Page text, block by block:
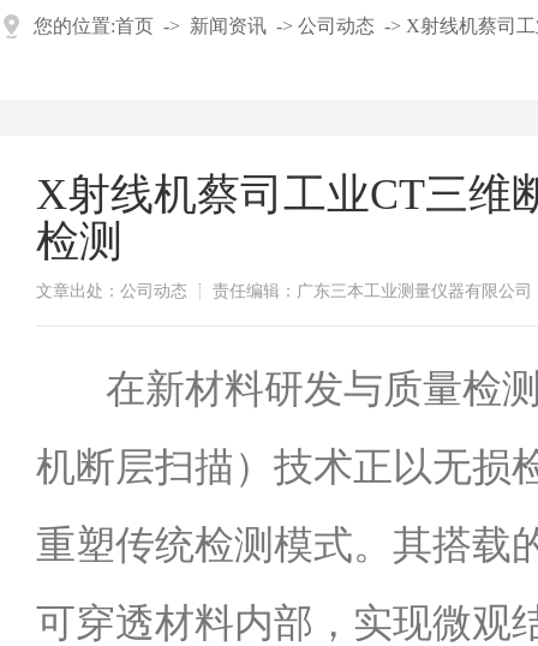
您的位置:首页 -> 新闻资讯 -> 公司动态 -> X射线机蔡司
X射线机蔡司工业CT三维
检测
文章出处：公司动态 责任编辑：广东三本工业测量仪器有限公司
在新材料研发与质量检
机断层扫描）技术正以无损
重塑传统检测模式。其搭载
可穿透材料内部，实现微观